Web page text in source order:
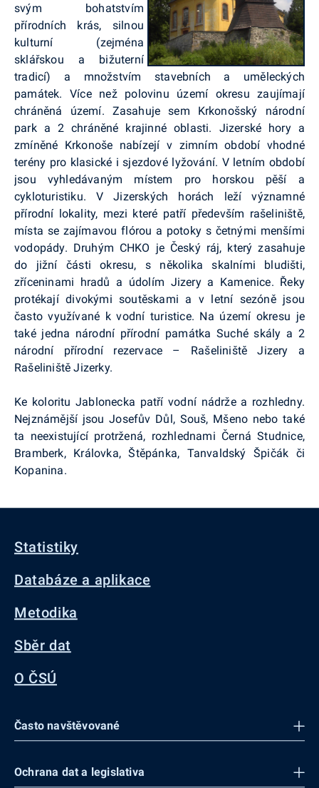
svým bohatstvím
přírodních krás, silnou
kulturní (zejména
sklářskou a bižuterní
tradicí) a množstvím stavebních a uměleckých
památek. Více než polovinu území okresu zaujímají
chráněná území. Zasahuje sem Krkonošský národní
park a 2 chráněné krajinné oblasti. Jizerské hory a
zmíněné Krkonoše nabízejí v zimním období vhodné
terény pro klasické i sjezdové lyžování. V letním období
jsou vyhledávaným místem pro horskou pěší a
cykloturistiku. V Jizerských horách leží významné
přírodní lokality, mezi které patří především rašeliniště,
místa se zajímavou flórou a potoky s četnými menšími
vodopády. Druhým CHKO je Český ráj, který zasahuje
do jižní části okresu, s několika skalními bludišti,
zříceninami hradů a údolím Jizery a Kamenice. Řeky
protékají divokými soutěskami a v letní sezóně jsou
často využívané k vodní turistice. Na území okresu je
také jedna národní přírodní památka Suché skály a 2
národní přírodní rezervace – Rašeliniště Jizery a
Rašeliniště Jizerky.
Ke koloritu Jablonecka patří vodní nádrže a rozhledny.
Nejznámější jsou Josefův Důl, Souš, Mšeno nebo také
ta neexistující protržená, rozhlednami Černá Studnice,
Bramberk, Královka, Štěpánka, Tanvaldský Špičák či
Kopanina.
Statistiky
Databáze a aplikace
Metodika
Sběr dat
O ČSÚ
Často navštěvované
Ochrana dat a legislativa